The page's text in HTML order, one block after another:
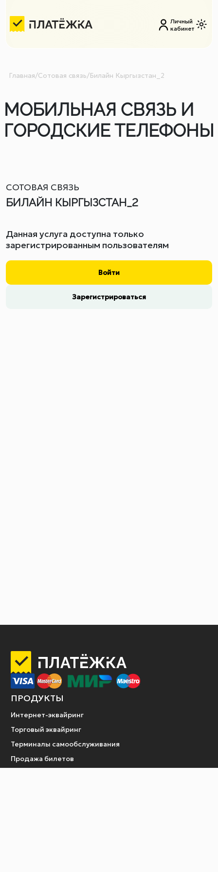
Личный
кабинет
Главная/Сотовая связь/Билайн Кыргызстан_2
МОБИЛЬНАЯ СВЯЗЬ И
ГОРОДСКИЕ ТЕЛЕФОНЫ
СОТОВАЯ СВЯЗЬ
БИЛАЙН КЫРГЫЗСТАН_2
Данная услуга доступна только
зарегистрированным пользователям
Войти
Зарегистрироваться
ПРОДУКТЫ
Интернет-эквайринг
Торговый эквайринг
Терминалы самообслуживания
Продажа билетов